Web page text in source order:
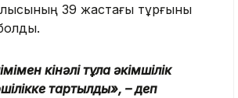
39 жастағы тұрғыны
болды.
кінәлі тұлға әкімшілік
тартылды», – деп